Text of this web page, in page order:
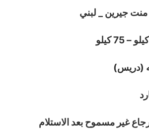
منت جيرين _ لبني
(دريس)
غير مسموح بعد الاستلام